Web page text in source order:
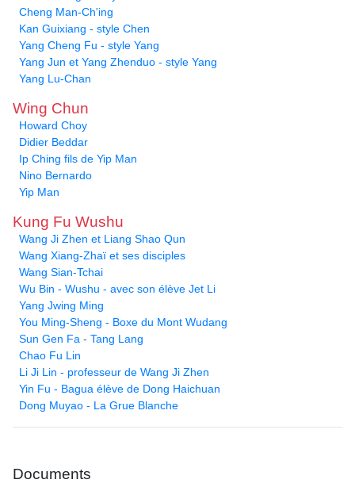
Cheng Man-Ch'ing
Kan Guixiang - style Chen
Yang Cheng Fu - style Yang
Yang Jun et Yang Zhenduo - style Yang
Yang Lu-Chan
Wing Chun
Howard Choy
Didier Beddar
Ip Ching fils de Yip Man
Nino Bernardo
Yip Man
Kung Fu Wushu
Wang Ji Zhen et Liang Shao Qun
Wang Xiang-Zhaï et ses disciples
Wang Sian-Tchai
Wu Bin - Wushu - avec son élève Jet Li
Yang Jwing Ming
You Ming-Sheng - Boxe du Mont Wudang
Sun Gen Fa - Tang Lang
Chao Fu Lin
Li Ji Lin - professeur de Wang Ji Zhen
Yin Fu - Bagua élève de Dong Haichuan
Dong Muyao - La Grue Blanche
Documents